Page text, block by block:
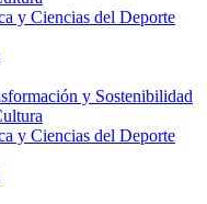
y Ciencias del Deporte
y Sostenibilidad
y Ciencias del Deporte